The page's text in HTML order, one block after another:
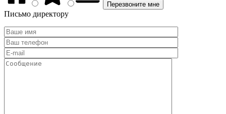
Письмо директору